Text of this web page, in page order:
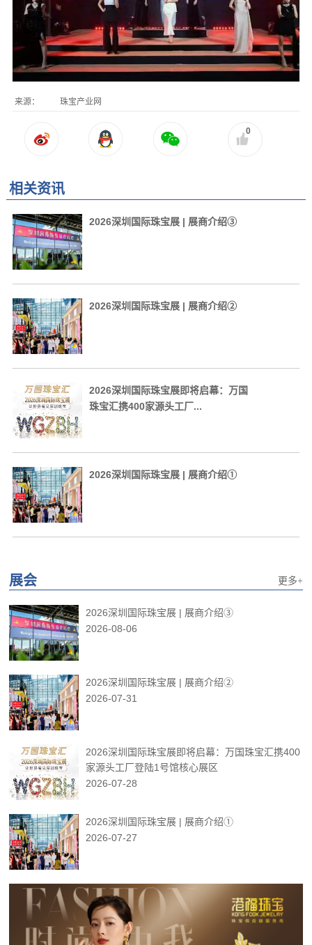
来源： 珠宝产业网
0
相关资讯
2026深圳国际珠宝展 | 展商介绍③
2026深圳国际珠宝展 | 展商介绍②
2026深圳国际珠宝展即将启幕：万国
珠宝汇携400家源头工厂...
2026深圳国际珠宝展 | 展商介绍①
展会 更多+
2026深圳国际珠宝展 | 展商介绍③
2026-08-06
2026深圳国际珠宝展 | 展商介绍②
2026-07-31
2026深圳国际珠宝展即将启幕：万国珠宝汇携400
家源头工厂登陆1号馆核心展区
2026-07-28
2026深圳国际珠宝展 | 展商介绍①
2026-07-27